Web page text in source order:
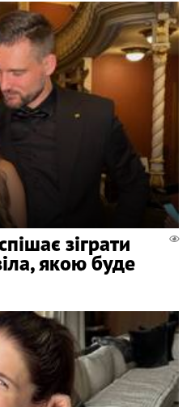
зіграти
якою буде